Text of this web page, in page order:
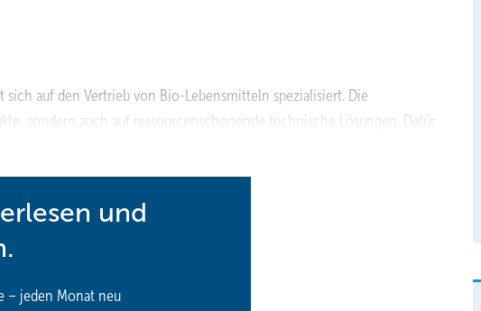
sich auf den Vertrieb von Bio-Lebensmitteln spezialisiert. Die
sondern auch auf ressourcenschonende technische Lösungen. Dafür
und
– jeden Monat neu